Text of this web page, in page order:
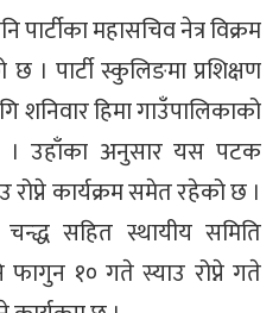
महासचिव नेत्र विक्रम
पार्टी स्कुलिङमा प्रशिक्षण
शनिवार हिमा गाउँपालिकाको
। उहाँका अनुसार यस पटक
रोप्ने कार्यक्रम समेत रहेको छ ।
सहित स्थायीय समिति
१० गते स्याउ रोप्ने गते